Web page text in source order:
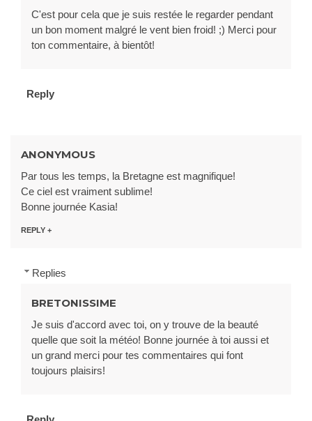
C'est pour cela que je suis restée le regarder pendant
un bon moment malgré le vent bien froid! ;) Merci pour
ton commentaire, à bientôt!
Reply
ANONYMOUS
Par tous les temps, la Bretagne est magnifique!
Ce ciel est vraiment sublime!
Bonne journée Kasia!
REPLY
Replies
BRETONISSIME
Je suis d'accord avec toi, on y trouve de la beauté
quelle que soit la météo! Bonne journée à toi aussi et
un grand merci pour tes commentaires qui font
toujours plaisirs!